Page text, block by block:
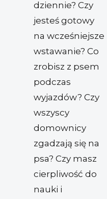
dziennie? Czy
jesteś gotowy
na wcześniejsze
wstawanie? Co
zrobisz z psem
podczas
wyjazdów? Czy
wszyscy
domownicy
zgadzają się na
psa? Czy masz
cierpliwość do
nauki i